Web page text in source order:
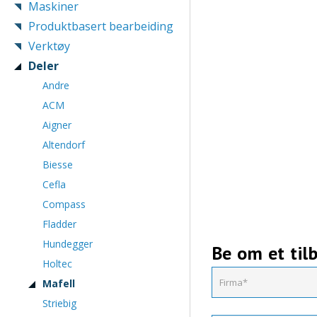
Maskiner
Produktbasert bearbeiding
Verktøy
Deler
Andre
ACM
Aigner
Altendorf
Biesse
Cefla
Compass
Fladder
Hundegger
Holtec
Mafell
Striebig
Be om et